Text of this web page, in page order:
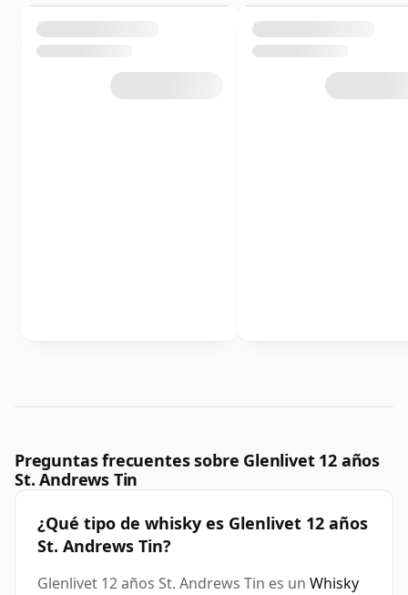
Preguntas frecuentes sobre Glenlivet 12 años
St. Andrews Tin
¿Qué tipo de whisky es Glenlivet 12 años
St. Andrews Tin?
Glenlivet 12 años St. Andrews Tin es un Whisky